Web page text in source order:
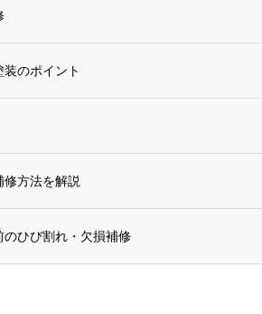
のポイント
修方法を解説
のひび割れ・欠損補修